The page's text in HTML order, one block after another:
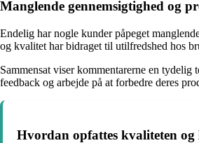
Manglende gennemsigtighed og
Endelig har nogle kunder påpeget
og kvalitet har bidraget til utilfredshed hos
Sammensat viser kommentarerne en
feedback og arbejde på at forbedre deres
Hvordan opfattes kvaliteten og